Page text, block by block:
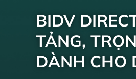
BIDV
TẢNG,
DÀNH CHO